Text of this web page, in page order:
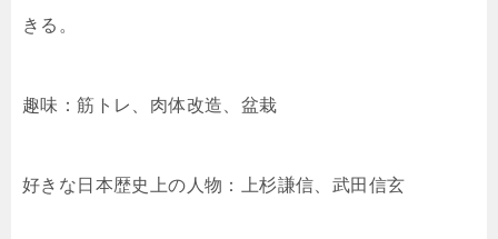
きる。
趣味：筋トレ、肉体改造、盆栽
好きな日本歴史上の人物：上杉謙信、武田信玄